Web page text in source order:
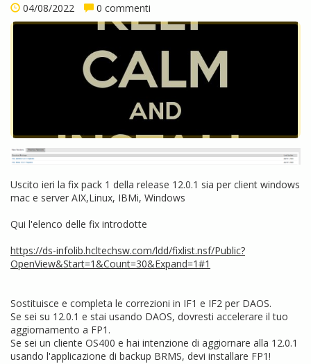
04/08/2022 0 commenti
Uscito ieri la fix pack 1 della release 12.0.1 sia per client windows
mac e server AIX,Linux, IBMi, Windows
Qui l'elenco delle fix introdotte
https://ds-infolib.hcltechsw.com/ldd/fixlist.nsf/Public?
OpenView&Start=1&Count=30&Expand=1#1
Sostituisce e completa le correzioni in IF1 e IF2 per DAOS.
Se sei su 12.0.1 e stai usando DAOS, dovresti accelerare il tuo
aggiornamento a FP1.
Se sei un cliente OS400 e hai intenzione di aggiornare alla 12.0.1
usando l'applicazione di backup BRMS, devi installare FP1!